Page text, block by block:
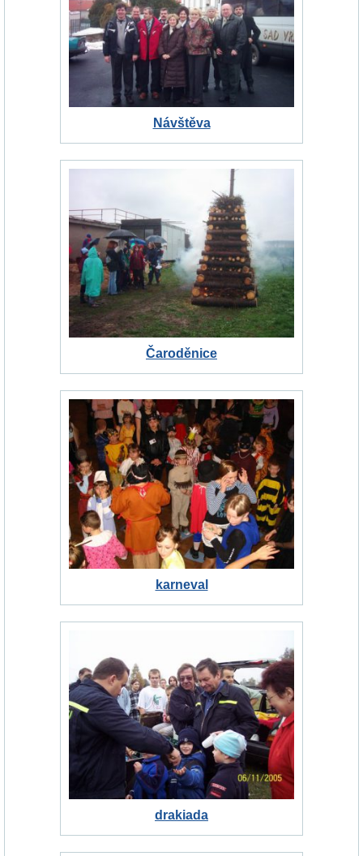
Návštěva
Čaroděnice
karneval
drakiada